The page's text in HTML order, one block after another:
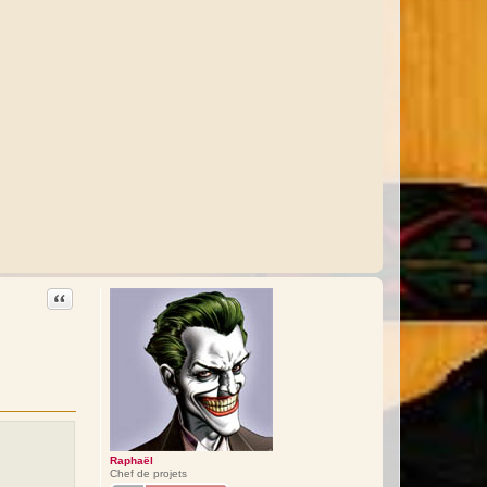
Raphaël
Chef de projets
Citation